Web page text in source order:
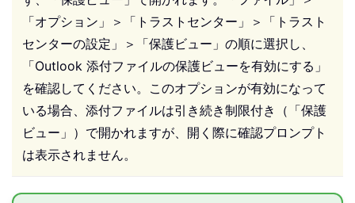
「オプション」＞「トラストセンター」＞「トラスト
センターの設定」＞「保護ビュー」の順に選択し、
「Outlook 添付ファイルの保護ビューを有効にする」
を確認してください。このオプションが有効になって
いる場合、添付ファイルは引き続き制限付き（「保護
ビュー」）で開かれますが、開く際に確認プロンプト
は表示されません。